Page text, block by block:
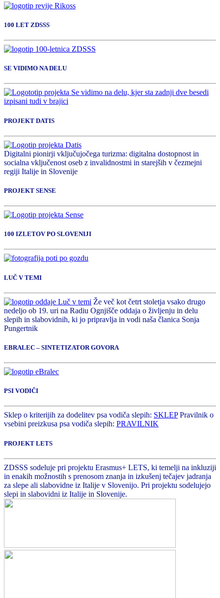
100 LET ZDSSS
SE VIDIMO NA DELU
PROJEKT DATIS
Digitalni pionirji vključujočega turizma: digitalna dostopnost in
socialna vključenost oseb z invalidnostmi in starejših v čezmejni
regiji Italije in Slovenije
PROJEKT SENSE
100 IZLETOV PO SLOVENIJI
LUČ V TEMI
Že več kot četrt stoletja vsako drugo
nedeljo ob 19. uri na Radiu Ognjišče oddaja o življenju in delu
slepih in slabovidnih, ki jo pripravlja in vodi naša članica Sonja
Pungertnik
EBRALEC – SINTETIZATOR GOVORA
PSI VODIČI
Sklep o kriterijih za dodelitev psa vodiča slepih: SKLEPPravilnik o
vsebini preizkusa psa vodiča slepih: PRAVILNIK
PROJEKT LETS
ZDSSS sodeluje pri projektu Erasmus+ LETS, ki temelji na inkluziji
in enakih možnostih s prenosom znanja in izkušenj tečajev jadranja
za slepe ali slabovidne iz Italije v Slovenijo. Pri projektu sodelujejo
slepi in slabovidni iz Italije in Slovenije.